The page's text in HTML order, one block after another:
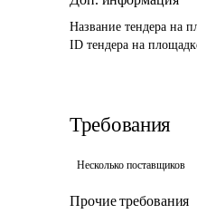
Название тендера на
ID тендера на
Требования
Несколько поставщиков
Прочие требования